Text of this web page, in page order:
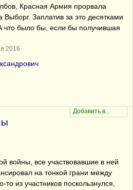
Красная Армия прорвала
Заплатив за это десятками
что было бы, если бы получившая
2016
войны, все участвовавшие в ней
на тонкой грани между
из участников поскользнулся,